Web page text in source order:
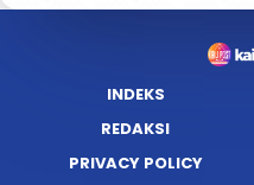
INDEKS
REDAKSI
PRIVACY POLICY